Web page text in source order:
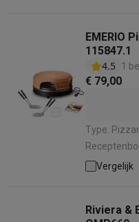
EMERIO
115847.1
4.5
1
€ 79,00
Type: Pizzarette |
Nee | Aan-
Vergelijk
Riviera &